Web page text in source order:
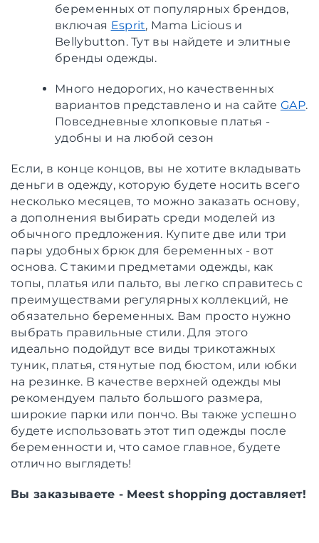
беременных от популярных брендов,
включая Esprit, Mama Licious и
Bellybutton. Тут вы найдете и элитные
бренды одежды.
Много недорогих, но качественных
вариантов представлено и на сайте GAP.
Повседневные хлопковые платья -
удобны и на любой сезон
Если, в конце концов, вы не хотите вкладывать
деньги в одежду, которую будете носить всего
несколько месяцев, то можно заказать основу,
а дополнения выбирать среди моделей из
обычного предложения. Купите две или три
пары удобных брюк для беременных - вот
основа. С такими предметами одежды, как
топы, платья или пальто, вы легко справитесь с
преимуществами регулярных коллекций, не
обязательно беременных. Вам просто нужно
выбрать правильные стили. Для этого
идеально подойдут все виды трикотажных
туник, платья, стянутые под бюстом, или юбки
на резинке. В качестве верхней одежды мы
рекомендуем пальто большого размера,
широкие парки или пончо. Вы также успешно
будете использовать этот тип одежды после
беременности и, что самое главное, будете
отлично выглядеть!
Вы заказываете - Meest shopping доставляет!